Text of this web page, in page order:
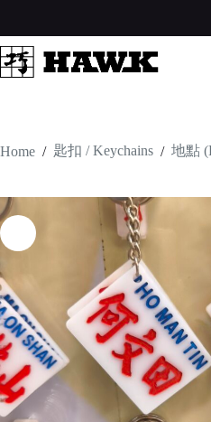
content
Home / 匙扣 / Keychains / 地點